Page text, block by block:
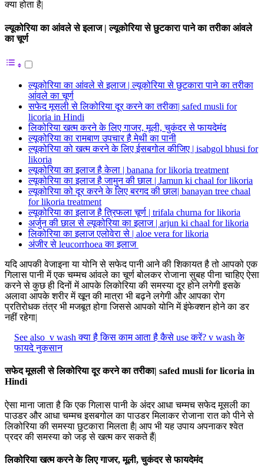
क्या होता है|
ल्यूकोरिया का आंवले से इलाज | ल्यूकोरिया से छुटकारा पाने का तरीका आंवले
का चूर्ण
ल्यूकोरिया का आंवले से इलाज | ल्यूकोरिया से छुटकारा पाने का तरीका
आंवले का चूर्ण
सफेद मूसली से लिकोरिया दूर करने का तरीका| safed musli for
licoria in Hindi
लिकोरिया खत्म करने के लिए गाजर, मूली, चुकंदर से फायदेमंद
ल्यूकोरिया का रामबाण उपचार है मेथी का पानी
ल्यूकोरिया को खत्म करने के लिए ईसबगोल कीजिए | isabgol bhusi for
likoria
ल्यूकोरिया का इलाज है केला | banana for likoria treatment
ल्यूकोरिया का इलाज है जामुन की छाल | Jamun ki chaal for likoria
ल्यूकोरिया को दूर करने के लिए बरगद की छाल| banayan tree chaal
for likoria treatment
ल्यूकोरिया का इलाज है त्रिफला चूर्ण | trifala churna for likoria
अर्जुन की छाल से ल्यूकोरिया का इलाज | arjun ki chaal for likoria
लिकोरिया का इलाज एलोवेरा से | aloe vera for likoria
अंजीर से leucorrhoea का इलाज
यदि आपकी वेजाइना या योनि से सफेद पानी आने की शिकायत है तो आपको एक
गिलास पानी में एक चम्मच आंवले का चूर्ण बोलकर रोजाना सुबह पीना चाहिए ऐसा
करने से कुछ ही दिनों में आपके लिकोरिया की समस्या दूर होने लगेगी इसके
अलावा आपके शरीर में खून की मात्रा भी बढ़ने लगेगी और आपका रोग
प्रतिरोधक तंत्र भी मजबूत होगा जिससे आपको योनि में इंफेक्शन होने का डर
नहीं रहेगा|
See also v wash क्या है किस काम आता है कैसे use करें? v wash के
फायदे नुकसान
सफेद मूसली से लिकोरिया दूर करने का तरीका| safed musli for licoria in
Hindi
ऐसा माना जाता है कि एक गिलास पानी के अंदर आधा चम्मच सफेद मूसली का
पाउडर और आधा चम्मच इसबगोल का पाउडर मिलाकर रोजाना रात को पीने से
लिकोरिया की समस्या छुटकारा मिलता है| आप भी यह उपाय अपनाकर श्वेत
प्रदर की समस्या को जड़ से खत्म कर सकते हैं|
लिकोरिया खत्म करने के लिए गाजर, मूली, चुकंदर से फायदेमंद